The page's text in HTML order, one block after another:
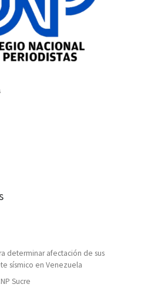
determinar afectación de sus
sísmico en Venezuela
Sucre